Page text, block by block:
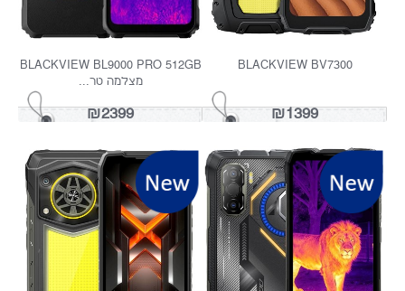
₪1399
מצלמה טר...
₪2399